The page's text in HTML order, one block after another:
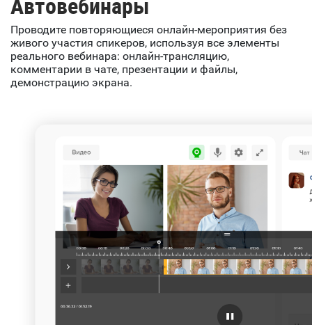
Автовебинары
Проводите повторяющиеся онлайн-мероприятия без
живого участия спикеров, используя все элементы
реального вебинара: онлайн-трансляцию,
комментарии в чате, презентации и файлы,
демонстрацию экрана.